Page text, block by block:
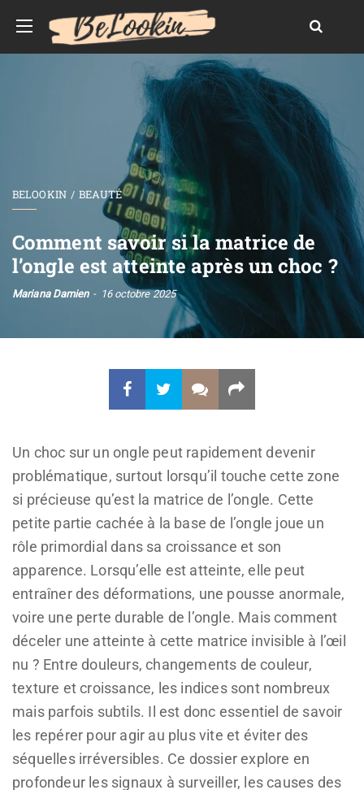
BELOOKIN BEAUTÉ
Comment savoir si la matrice de
l’ongle est atteinte après un choc ?
Mariana Damien 16 octobre 2025
Un choc sur un ongle peut rapidement devenir
problématique, surtout lorsqu’il touche cette zone
si précieuse qu’est la matrice de l’ongle. Cette
petite partie cachée à la base de l’ongle joue un
rôle primordial dans sa croissance et son
apparence. Lorsqu’elle est atteinte, elle peut
entraîner des déformations, une pousse anormale,
voire une perte durable de l’ongle. Mais comment
déceler une atteinte à cette matrice invisible à l’œil
nu ? Entre douleurs, changements de couleur,
texture et croissance, les indices sont nombreux
mais parfois subtils. Il est donc essentiel de savoir
les repérer pour agir au plus vite et éviter des
séquelles irréversibles. Ce dossier explore en
profondeur les signaux à surveiller, les causes des